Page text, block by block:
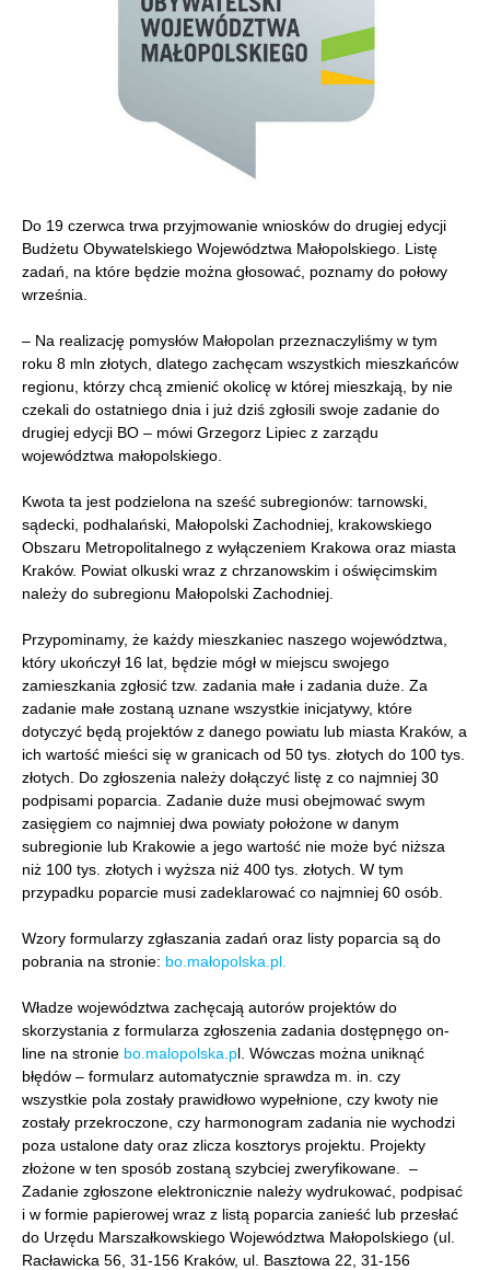
Do 19 czerwca trwa przyjmowanie wniosków do drugiej edycji
Budżetu Obywatelskiego Województwa Małopolskiego. Listę
zadań, na które będzie można głosować, poznamy do połowy
września.
– Na realizację pomysłów Małopolan przeznaczyliśmy w tym
roku 8 mln złotych, dlatego zachęcam wszystkich mieszkańców
regionu, którzy chcą zmienić okolicę w której mieszkają, by nie
czekali do ostatniego dnia i już dziś zgłosili swoje zadanie do
drugiej edycji BO – mówi Grzegorz Lipiec z zarządu
województwa małopolskiego.
Kwota ta jest podzielona na sześć subregionów: tarnowski,
sądecki, podhalański, Małopolski Zachodniej, krakowskiego
Obszaru Metropolitalnego z wyłączeniem Krakowa oraz miasta
Kraków. Powiat olkuski wraz z chrzanowskim i oświęcimskim
należy do subregionu Małopolski Zachodniej.
Przypominamy, że każdy mieszkaniec naszego województwa,
który ukończył 16 lat, będzie mógł w miejscu swojego
zamieszkania zgłosić tzw. zadania małe i zadania duże. Za
zadanie małe zostaną uznane wszystkie inicjatywy, które
dotyczyć będą projektów z danego powiatu lub miasta Kraków, a
ich wartość mieści się w granicach od 50 tys. złotych do 100 tys.
złotych. Do zgłoszenia należy dołączyć listę z co najmniej 30
podpisami poparcia. Zadanie duże musi obejmować swym
zasięgiem co najmniej dwa powiaty położone w danym
subregionie lub Krakowie a jego wartość nie może być niższa
niż 100 tys. złotych i wyższa niż 400 tys. złotych. W tym
przypadku poparcie musi zadeklarować co najmniej 60 osób.
Wzory formularzy zgłaszania zadań oraz listy poparcia są do
pobrania na stronie: bo.małopolska.pl.
Władze województwa zachęcają autorów projektów do
skorzystania z formularza zgłoszenia zadania dostępnęgo on-
line na stronie bo.malopolska.pl. Wówczas można uniknąć
błędów – formularz automatycznie sprawdza m. in. czy
wszystkie pola zostały prawidłowo wypełnione, czy kwoty nie
zostały przekroczone, czy harmonogram zadania nie wychodzi
poza ustalone daty oraz zlicza kosztorys projektu. Projekty
złożone w ten sposób zostaną szybciej zweryfikowane. –
Zadanie zgłoszone elektronicznie należy wydrukować, podpisać
i w formie papierowej wraz z listą poparcia zanieść lub przesłać
do Urzędu Marszałkowskiego Województwa Małopolskiego (ul.
Racławicka 56, 31-156 Kraków, ul. Basztowa 22, 31-156